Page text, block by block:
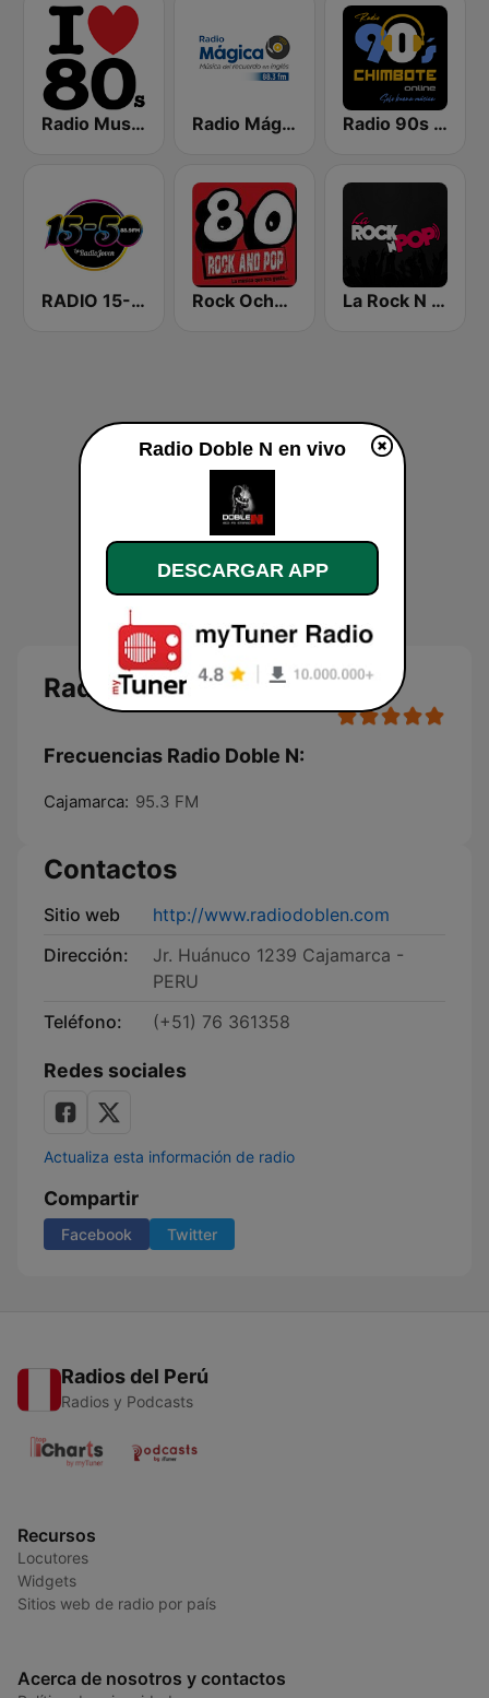
Radio Music80s Stereo Radio Mágica 88.3 FM Radio 90s Chimbote
RADIO 15-50 Rock Ochentas Radio La Rock N Pop
Radio Doble N
Frecuencias Radio Doble N:
Cajamarca: 95.3 FM
Contactos
Sitio web
http://www.radiodoblen.com
Dirección:
Jr. Huánuco 1239 Cajamarca -
PERU
Teléfono:
(+51) 76 361358
Redes sociales
Actualiza esta información de radio
Compartir
Facebook Twitter
Radios del Perú
Radios y Podcasts
Recursos
Locutores
Widgets
Sitios web de radio por país
Acerca de nosotros y contactos
Radio Doble N en vivo
DESCARGAR APP